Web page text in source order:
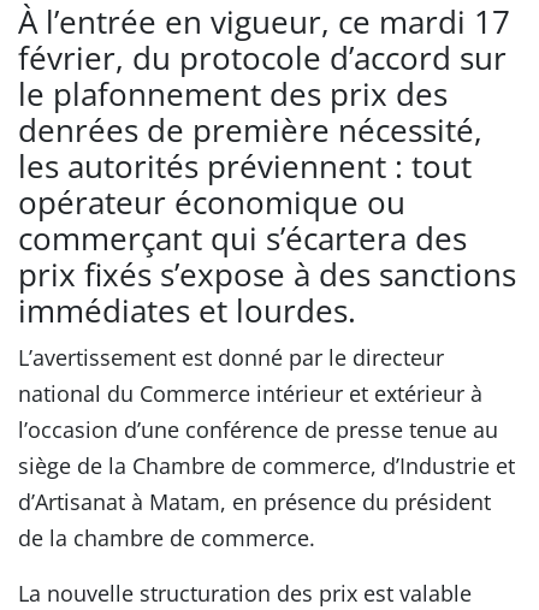
À l’entrée en vigueur, ce mardi 17
février, du protocole d’accord sur
le plafonnement des prix des
denrées de première nécessité,
les autorités préviennent : tout
opérateur économique ou
commerçant qui s’écartera des
prix fixés s’expose à des sanctions
immédiates et lourdes.
L’avertissement est donné par le directeur
national du Commerce intérieur et extérieur à
l’occasion d’une conférence de presse tenue au
siège de la Chambre de commerce, d’Industrie et
d’Artisanat à Matam, en présence du président
de la chambre de commerce.
La nouvelle structuration des prix est valable